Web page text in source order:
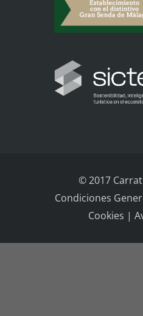
© 2017
Condiciones
Cookies |